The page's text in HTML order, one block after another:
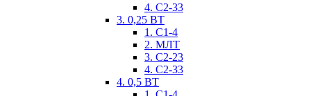
4. С2-33
3. 0,25 ВТ
1. С1-4
2. МЛТ
3. С2-23
4. С2-33
4. 0,5 ВТ